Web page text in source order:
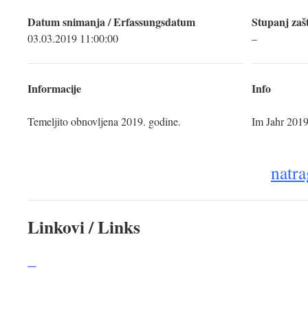
Datum snimanja / Erfassungsdatum
03.03.2019 11:00:00
Informacije
Temeljito obnovljena 2019. godine.
Stupanj
–
Info
Im Jahr
Linkovi / Links
–